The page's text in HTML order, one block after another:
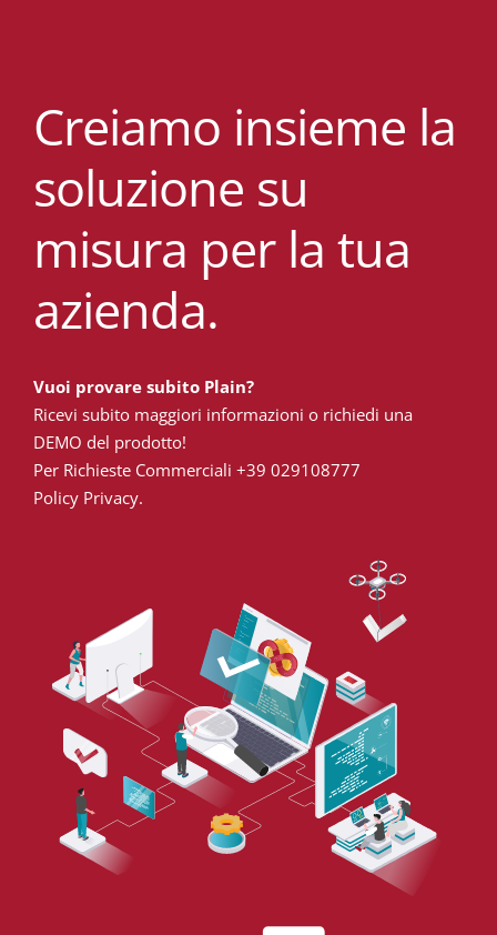
Creiamo insieme la
soluzione su
misura per la tua
azienda.
Vuoi provare subito Plain?
Ricevi subito maggiori informazioni o richiedi una
DEMO del prodotto!
Per Richieste Commerciali +39 029108777
Policy Privacy.